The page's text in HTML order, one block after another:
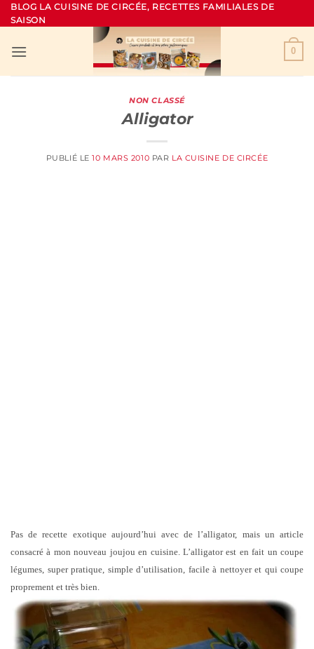
Passer
au
BLOG LA CUISINE DE CIRCÉE, RECETTES FAMILIALES DE
SAISON
0
NON CLASSÉ
Alligator
PUBLIÉ LE10 MARS 2010 PAR LA CUISINE DE CIRCÉE
Pas de recette exotique aujourd’hui avec de l’alligator, mais un article
consacré à mon nouveau joujou en cuisine. L’alligator est en fait un coupe
légumes, super pratique, simple d’utilisation, facile à nettoyer et qui coupe
proprement et très bien.